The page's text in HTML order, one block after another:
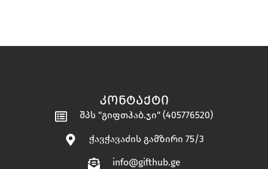
ᲙᲝᲜᲢᲐᲥᲢᲘ
შპს "გიფთჰაბ.ჯი" (405776520)
ჭავჭავაძის გამზირი 75/3
info@gifthub.ge